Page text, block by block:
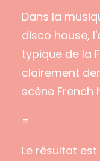
Dans la
disco house,
typique de la
clairement
scène French
=
Le résultat